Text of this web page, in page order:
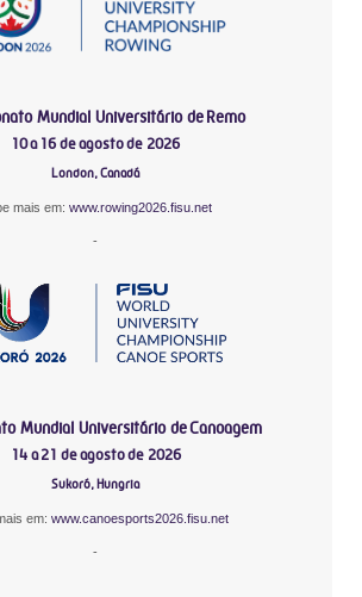
Mundial Universitário de Remo
10 a 16 de agosto de 2026
London, Canadá
mais em: www.rowing2026.fisu.net
-
Mundial Universitário de Canoagem
14 a 21 de agosto de 2026
Sukoró, Hungria
em: www.canoesports2026.fisu.net
-